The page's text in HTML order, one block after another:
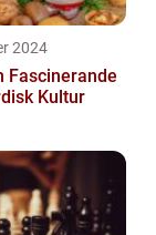
2024
Fascinerande
Kultur